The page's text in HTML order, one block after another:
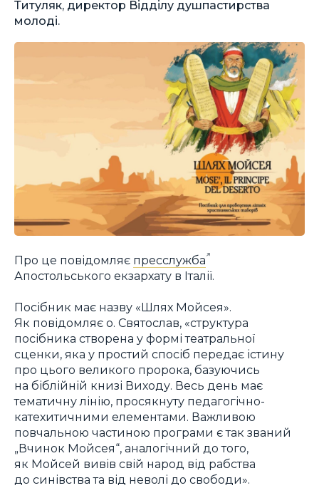
Титуляк, директор Відділу душпастирства
молоді.
Про це повідомляє пресслужба
Апостольського екзархату в Італії.
Посібник має назву «Шлях Мойсея».
Як повідомляє о. Святослав, «структура
посібника створена у формі театральної
сценки, яка у простий спосіб передає істину
про цього великого пророка, базуючись
на біблійній книзі Виходу. Весь день має
тематичну лінію, просякнуту педагогічно-
катехитичними елементами. Важливою
повчальною частиною програми є так званий
„Вчинок Мойсея“, аналогічний до того,
як Мойсей вивів свій народ від рабства
до синівства та від неволі до свободи».